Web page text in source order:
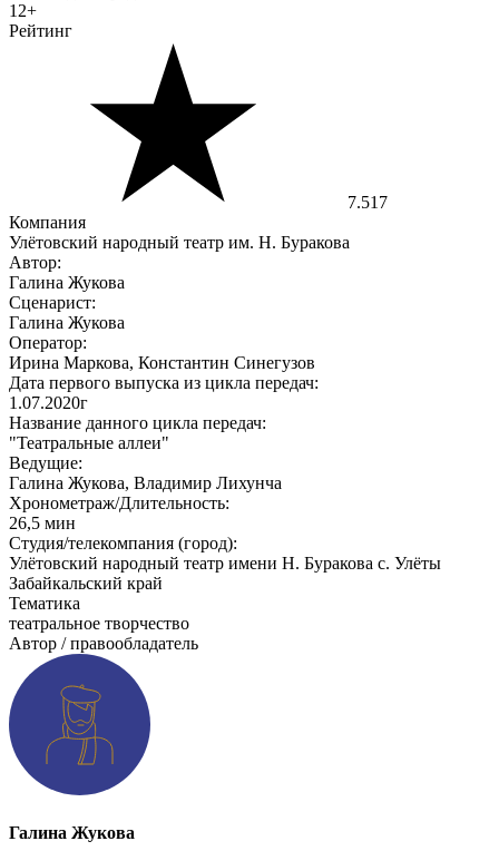
12+
Рейтинг
7.517
Компания
Улётовский народный театр им. Н. Буракова
Автор:
Галина Жукова
Сценарист:
Галина Жукова
Оператор:
Ирина Маркова, Константин Синегузов
Дата первого выпуска из цикла передач:
1.07.2020г
Название данного цикла передач:
"Театральные аллеи"
Ведущие:
Галина Жукова, Владимир Лихунча
Хронометраж/Длительность:
26,5 мин
Студия/телекомпания (город):
Улётовский народный театр имени Н. Буракова с. Улёты
Забайкальский край
Тематика
театральное творчество
Автор / правообладатель
Галина Жукова